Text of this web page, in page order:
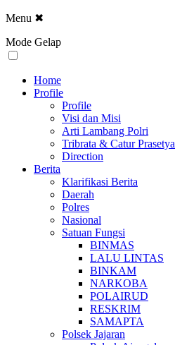
Menu ✖
Mode Gelap
Home
Profile
Profile
Visi dan Misi
Arti Lambang Polri
Tribrata & Catur Prasetya
Direction
Berita
Klarifikasi Berita
Daerah
Polres
Nasional
Satuan Fungsi
BINMAS
LALU LINTAS
BINKAM
NARKOBA
POLAIRUD
RESKRIM
SAMAPTA
Polsek Jajaran